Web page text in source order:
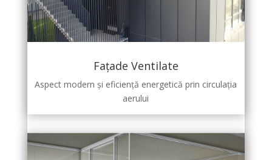
Fațade Ventilate
Aspect modern și eficiență energetică prin circulația
aerului